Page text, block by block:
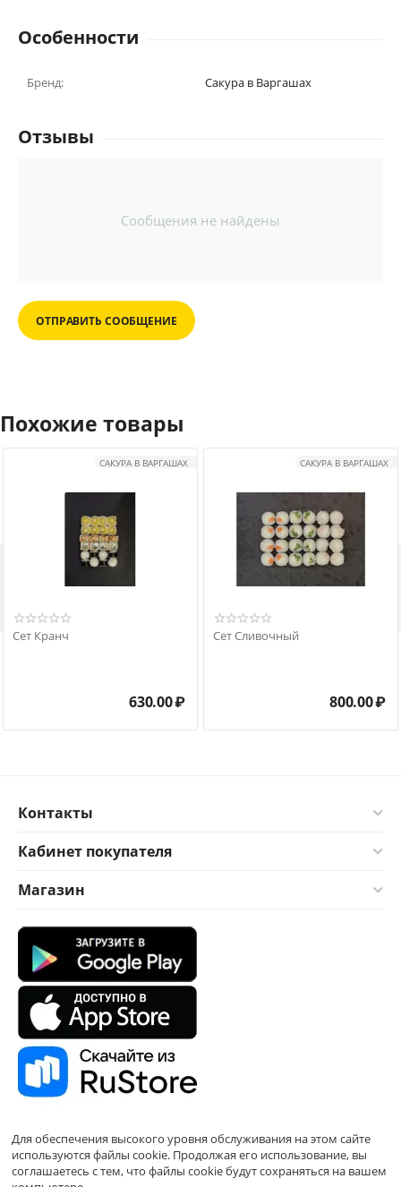
Особенности
Бренд: Сакура в Варгашах
Отзывы
Сообщения не найдены
ОТПРАВИТЬ СООБЩЕНИЕ
Похожие товары
САКУРА В ВАРГАШАХ
Сет Кранч
630.00₽
САКУРА В ВАРГАШАХ
Сет Сливочный
800.00₽
Контакты
Кабинет покупателя
Магазин
Для обеспечения высокого уровня обслуживания на этом сайте
используются файлы cookie. Продолжая его использование, вы
соглашаетесь с тем, что файлы cookie будут сохраняться на вашем